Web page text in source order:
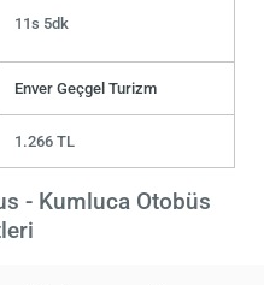
11s 5dk
Enver Geçgel Turizm
1.266 TL
- Kumluca Otobüs